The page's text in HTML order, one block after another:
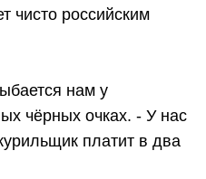
чисто российским
нам у
чёрных очках. - У нас
платит в два